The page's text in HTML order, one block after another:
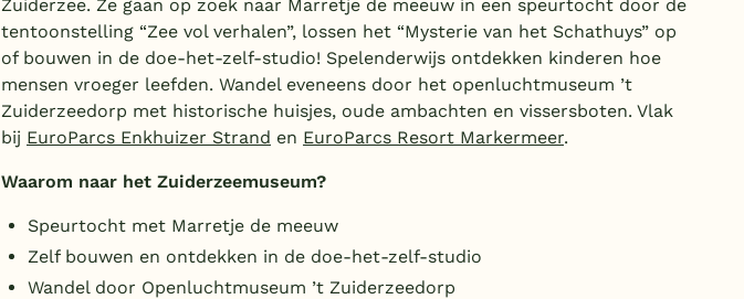
Zuiderzee. Ze gaan op zoek naar Marretje de meeuw in een speurtocht door de
tentoonstelling “Zee vol verhalen”, lossen het “Mysterie van het Schathuys” op
of bouwen in de doe-het-zelf-studio! Spelenderwijs ontdekken kinderen hoe
mensen vroeger leefden. Wandel eveneens door het openluchtmuseum ’t
Zuiderzeedorp met historische huisjes, oude ambachten en vissersboten. Vlak
bij EuroParcs Enkhuizer Strand en EuroParcs Resort Markermeer.
Waarom naar het Zuiderzeemuseum?
Speurtocht met Marretje de meeuw
Zelf bouwen en ontdekken in de doe-het-zelf-studio
Wandel door Openluchtmuseum ’t Zuiderzeedorp